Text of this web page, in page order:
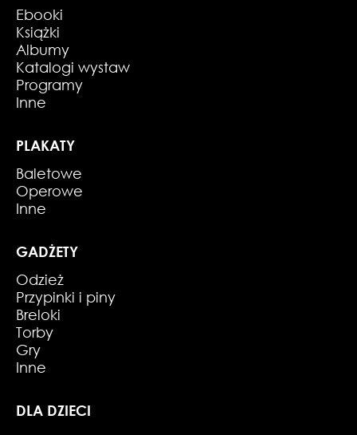
Ebooki
Książki
Albumy
Katalogi wystaw
Programy
Inne
PLAKATY
Baletowe
Operowe
Inne
GADŻETY
Odzież
Przypinki i piny
Breloki
Torby
Gry
Inne
DLA DZIECI